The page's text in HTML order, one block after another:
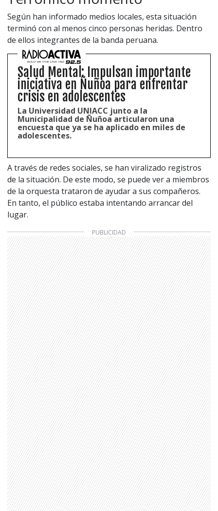
Según han informado medios locales, esta situación
terminó con al menos cinco personas heridas. Dentro
de ellos integrantes de la banda peruana.
Salud Mental: Impulsan importante
iniciativa en Ñuñoa para enfrentar
crisis en adolescentes
La Universidad UNIACC junto a la
Municipalidad de Ñuñoa articularon una
encuesta que ya se ha aplicado en miles de
adolescentes.
A través de redes sociales, se han viralizado registros
de la situación. De este modo, se puede ver a miembros
de la orquesta trataron de ayudar a sus compañeros.
En tanto, el público estaba intentando arrancar del
lugar.